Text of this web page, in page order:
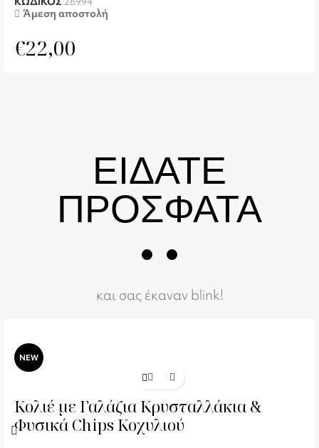
Άμεση αποστολή
€22,00
ΕΙΔΑΤΕ
ΠΡΟΣΦΑΤΑ
και σας έκαναν blink!
NEW
Κολιέ με Γαλάζια Κρυσταλλάκια &
Φυσικά Chips Κοχυλιού